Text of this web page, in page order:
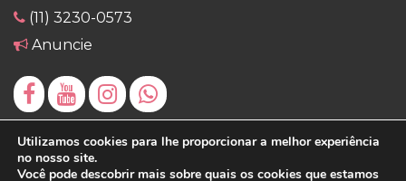
(11) 3230-0573
Anuncie
Utilizamos cookies para lhe proporcionar a melhor experiência
no nosso site.
Você pode descobrir mais sobre quais os cookies que estamos